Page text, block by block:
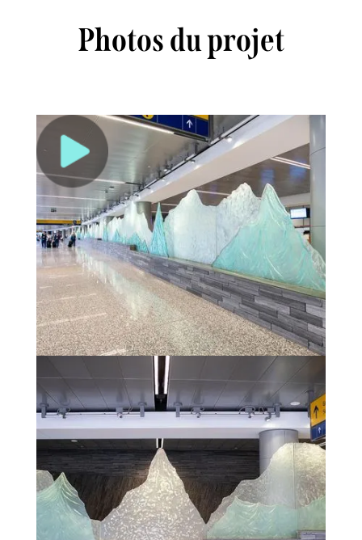
Photos du projet